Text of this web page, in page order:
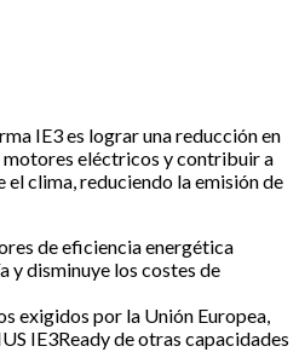
IE3 es lograr una reducción en
motores eléctricos y contribuir a
clima, reduciendo la emisión de
de eficiencia energética
y disminuye los costes de
exigidos por la Unión Europea,
IE3Ready de otras capacidades